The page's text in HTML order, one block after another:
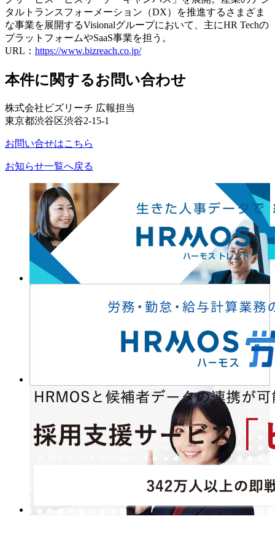
タルトランスフォーメーション（DX）を推進するさまざま
な事業を展開するVisionalグループにおいて、主にHR Techの
プラットフォームやSaaS事業を担う。
URL： https://www.bizreach.co.jp/
本件に関するお問い合わせ
株式会社ビズリーチ 広報担当
東京都渋谷区渋谷2-15-1
お問い合せはこちら
お知らせ一覧へ戻る